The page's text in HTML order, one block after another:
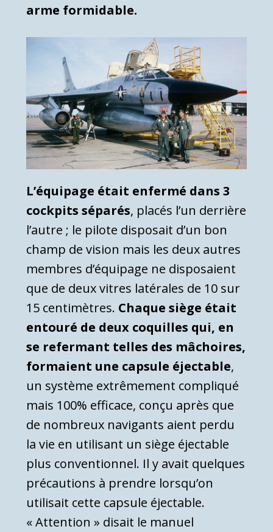
arme formidable.
L’équipage était enfermé dans 3
cockpits séparés, placés l’un derrière
l’autre ; le pilote disposait d’un bon
champ de vision mais les deux autres
membres d’équipage ne disposaient
que de deux vitres latérales de 10 sur
15 centimètres. Chaque siège était
entouré de deux coquilles qui, en
se refermant telles des mâchoires,
formaient une capsule éjectable,
un système extrêmement compliqué
mais 100% efficace, conçu après que
de nombreux navigants aient perdu
la vie en utilisant un siège éjectable
plus conventionnel. Il y avait quelques
précautions à prendre lorsqu’on
utilisait cette capsule éjectable.
« Attention » disait le manuel